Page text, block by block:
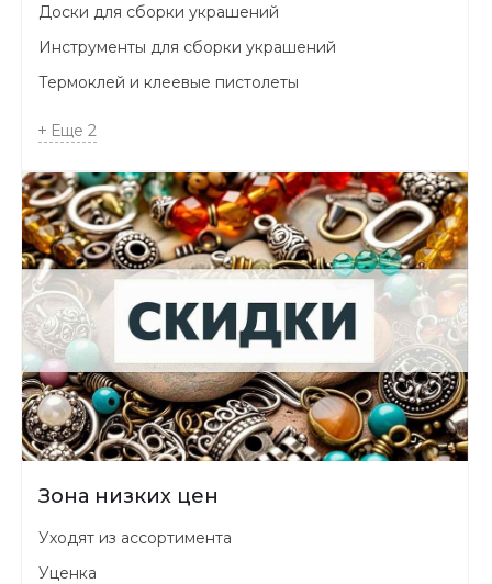
Доски для сборки украшений
Инструменты для сборки украшений
Термоклей и клеевые пистолеты
Еще 2
Зона низких цен
Уходят из ассортимента
Уценка